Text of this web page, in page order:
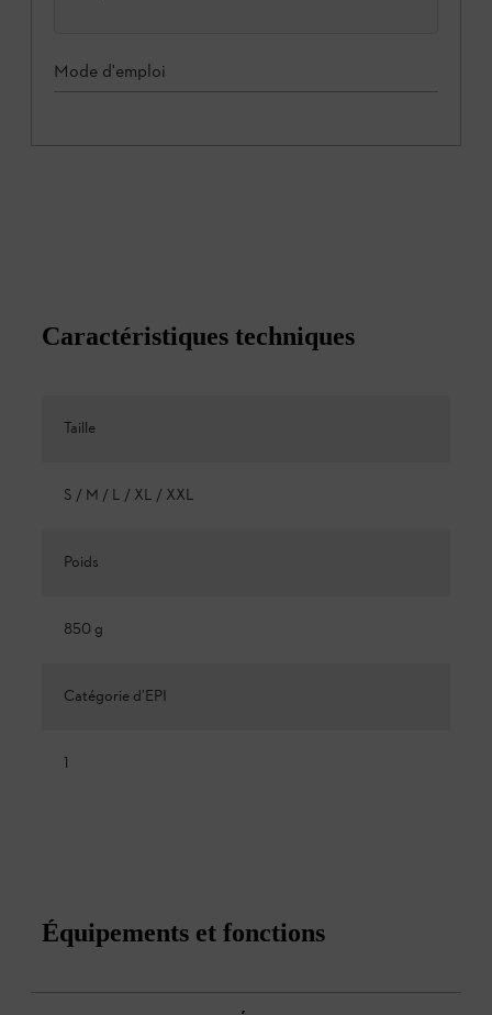
Mode d'emploi
Caractéristiques techniques
Taille
S / M / L / XL / XXL
Poids
850 g
Catégorie d’EPI
1
Équipements et fonctions